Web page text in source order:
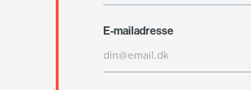
E-mailadresse